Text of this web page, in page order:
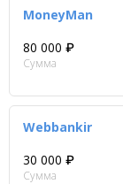
MoneyMan
80 000 ₽
Сумма
Webbankir
30 000 ₽
Сумма